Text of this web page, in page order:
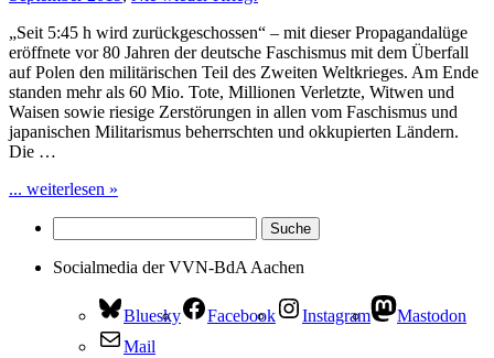
„Seit 5:45 h wird zurückgeschossen“ – mit dieser Propagandalüge
eröffnete vor 80 Jahren der deutsche Faschismus mit dem Überfall
auf Polen den militärischen Teil des Zweiten Weltkrieges. Am Ende
standen mehr als 60 Mio. Tote, Millionen Verletzte, Witwen und
Waisen sowie riesige Zerstörungen in allen vom Faschismus und
japanischen Militarismus beherrschten und okkupierten Ländern.
Die …
... weiterlesen »
Socialmedia der VVN-BdA Aachen
Bluesky Facebook Instagram
Mastodon
Mail